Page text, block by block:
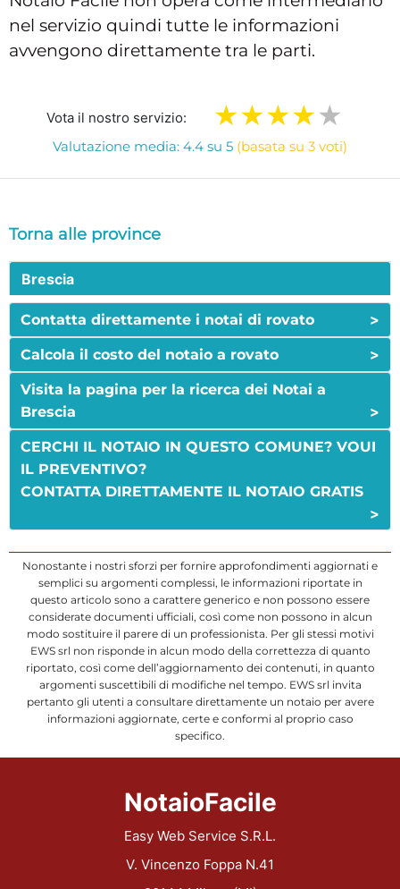
nel servizio quindi tutte le informazioni
avvengono direttamente tra le parti.
Vota il nostro servizio:
Valutazione media: 4.4 su 5 (basata su 3 voti)
Torna alle province
Brescia
Contatta direttamente i notai di rovato >
Calcola il costo del notaio a rovato >
Visita la pagina per la ricerca dei Notai a
Brescia
>
CERCHI IL NOTAIO IN QUESTO COMUNE? VOUI
IL PREVENTIVO?
CONTATTA DIRETTAMENTE IL NOTAIO GRATIS
>
Nonostante i nostri sforzi per fornire approfondimenti aggiornati e
semplici su argomenti complessi, le informazioni riportate in
questo articolo sono a carattere generico e non possono essere
considerate documenti ufficiali, così come non possono in alcun
modo sostituire il parere di un professionista. Per gli stessi motivi
EWS srl non risponde in alcun modo della correttezza di quanto
riportato, così come dell’aggiornamento dei contenuti, in quanto
argomenti suscettibili di modifiche nel tempo. EWS srl invita
pertanto gli utenti a consultare direttamente un notaio per avere
informazioni aggiornate, certe e conformi al proprio caso
specifico.
NotaioFacile
Easy Web Service S.R.L.
V. Vincenzo Foppa N.41